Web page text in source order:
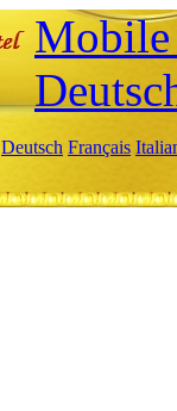
Deutsch Français